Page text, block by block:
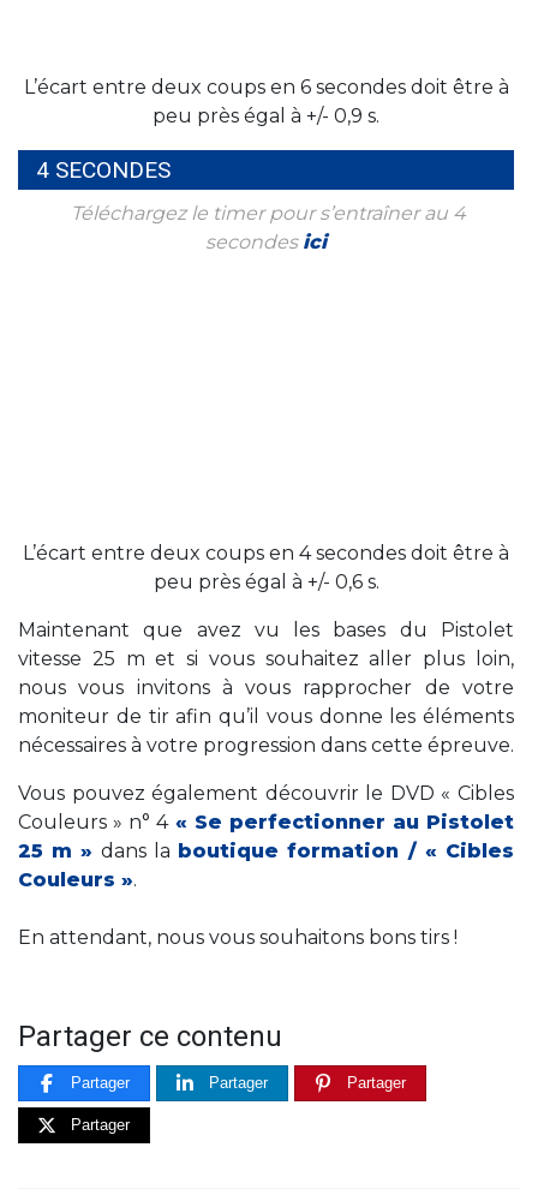
L’écart entre deux coups en 6 secondes doit être à
peu près égal à +/- 0,9 s.
4 SECONDES
Téléchargez le timer pour s’entraîner au 4
secondes ici
L’écart entre deux coups en 4 secondes doit être à
peu près égal à +/- 0,6 s.
Maintenant que avez vu les bases du Pistolet
vitesse 25 m et si vous souhaitez aller plus loin,
nous vous invitons à vous rapprocher de votre
moniteur de tir afin qu’il vous donne les éléments
nécessaires à votre progression dans cette épreuve.
Vous pouvez également découvrir le DVD « Cibles
Couleurs » n° 4 « Se perfectionner au Pistolet
25 m » dans la boutique formation / « Cibles
Couleurs ».
En attendant, nous vous souhaitons bons tirs !
Partager ce contenu
Partager Partager Partager
Partager